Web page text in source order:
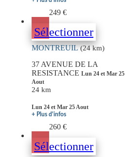
249 €
Sélectionner
MONTREUIL(24 km)
37 AVENUE DE LA
RESISTANCE Lun 24 et Mar 25
Aout
24 km
Lun 24 et Mar 25 Aout
+ Plus d'infos
260 €
Sélectionner